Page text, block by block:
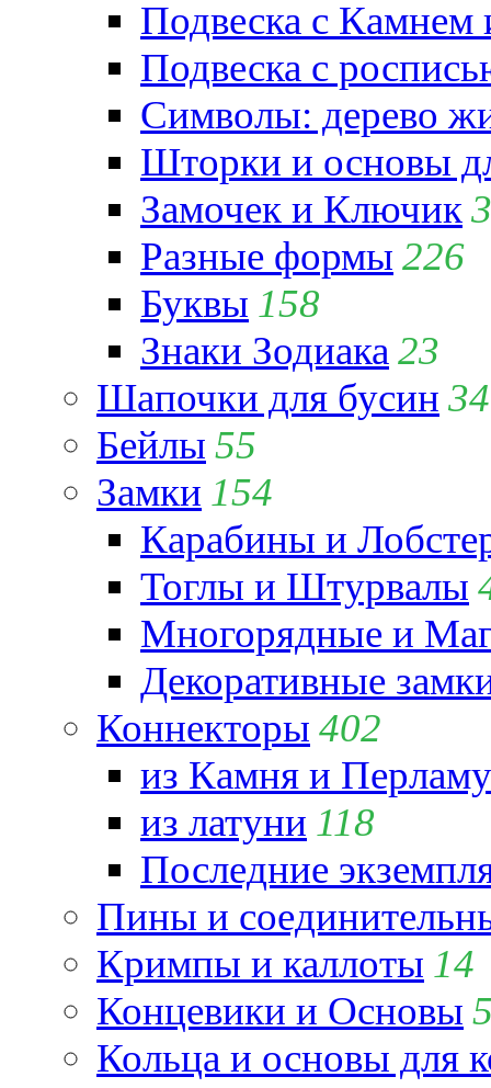
Подвеска с
Подвеска с
Символы: дерево
Шторки и основы
Замочек и Ключик
Разные формы 226
Буквы 158
Знаки Зодиака 23
Шапочки для бусин 34
Бейлы 55
Замки 154
Карабины и
Тоглы и Штурвалы
Многорядные и
Декоративные
Коннекторы 402
из Камня и
из латуни 118
Последние
Пины и
Кримпы и каллоты 14
Концевики и Основы
Кольца и основы для